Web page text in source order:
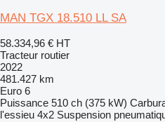
MAN TGX 18.510 LL SA
58.334,96 € HT
Tracteur routier
2022
481.427 km
Euro 6
Puissance 510 ch (375 kW)
l'essieu 4x2 Suspension